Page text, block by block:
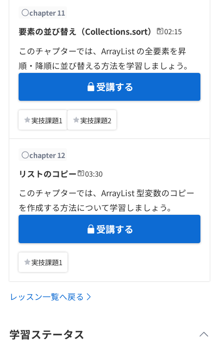
chapter11
要素の並び替え（Collections.sort） 02:15
このチャプターでは、ArrayList の全要素を昇
順・降順に並び替える方法を学習しましょう。
受講する
実技課題1 実技課題2
chapter12
リストのコピー 03:30
このチャプターでは、ArrayList 型変数のコピー
を作成する方法について学習しましょう。
受講する
実技課題1
レッスン一覧へ戻る
学習ステータス